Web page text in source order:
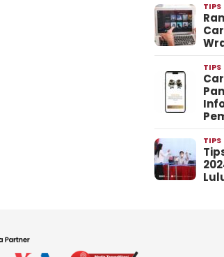
TIPS
TIPS
TIPS